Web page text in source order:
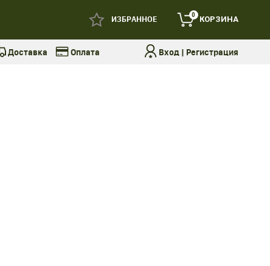
ИЗБРАННОЕ 0 КОРЗИНА
Доставка Оплата Вход| Регистрация